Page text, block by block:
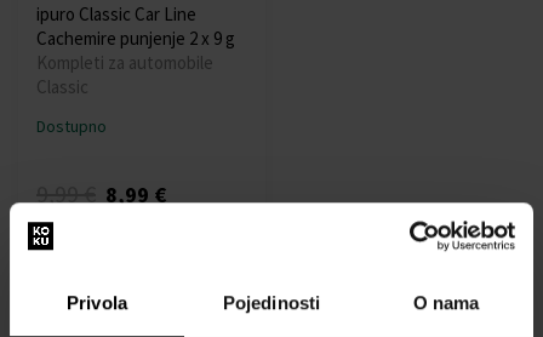
Privola Pojedinosti O nama
ipuro Classic Car Line
Cachemire punjenje 2 x 9 g
Kompleti za automobile
Classic
Dostupno
8,99 €